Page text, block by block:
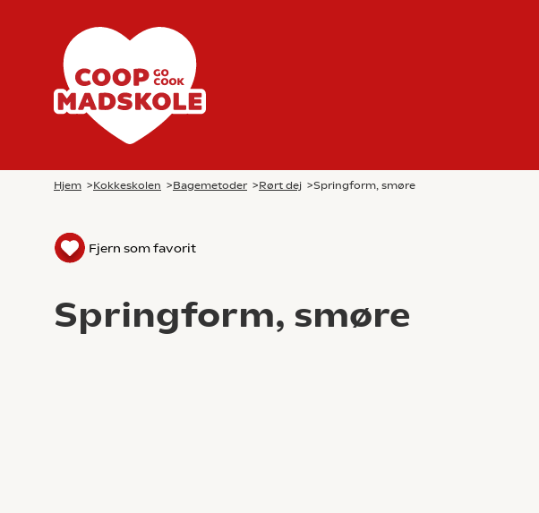
Hjem >Kokkeskolen >Bagemetoder >Rørt dej >Springform, smøre
Fjern som favorit
Springform, smøre